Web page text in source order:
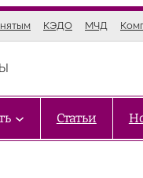
КЭДО МЧД
Статьи